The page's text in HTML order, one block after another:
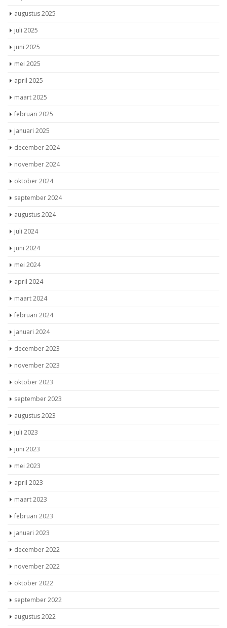
augustus 2025
juli 2025
juni 2025
mei 2025
april 2025
maart 2025
februari 2025
januari 2025
december 2024
november 2024
oktober 2024
september 2024
augustus 2024
juli 2024
juni 2024
mei 2024
april 2024
maart 2024
februari 2024
januari 2024
december 2023
november 2023
oktober 2023
september 2023
augustus 2023
juli 2023
juni 2023
mei 2023
april 2023
maart 2023
februari 2023
januari 2023
december 2022
november 2022
oktober 2022
september 2022
augustus 2022